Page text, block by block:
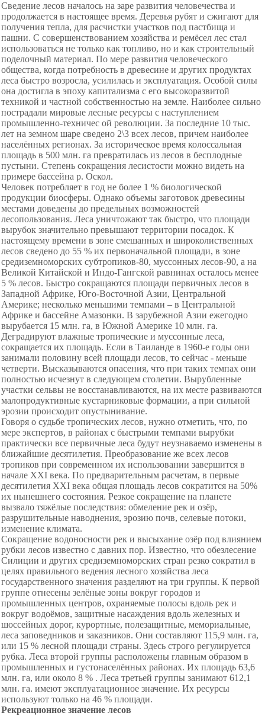
Сведение лесов началось на заре развития человечества и
продолжается в настоящее время. Деревья рубят и сжигают для
получения тепла, для расчистки участков под пастбища и
пашни. С совершенствованием хозяйства и ремёсел лес стал
использоваться не только как топливо, но и как строительный
поделочный материал. По мере развития человеческого
общества, когда потребность в древесине и других продуктах
леса быстро возросла, усилилась и эксплуатация. Особой силы
она достигла в эпоху капитализма с его высокоразвитой
техникой и частной собственностью на земле. Наиболее сильно
пострадали мировые лесные ресурсы с наступлением
промышленно-техничес ой революции. За последние 10 тыс.
лет на земном шаре сведено 2\3 всех лесов, причем наиболее
населённых регионах. За историческое время колоссальная
площадь в 500 млн. га превратилась из лесов в бесплодные
пустыни. Степень сокращения лесистости можно видеть на
примере бассейна р. Оскол.
Человек потребляет в год не более 1 % биологической
продукции биосферы. Однако объемы заготовок древесины
местами доведены до предельных возможностей
лесопользования. Леса уничтожают так быстро, что площади
вырубок значительно превышают территории посадок. К
настоящему времени в зоне смешанных и широколиственных
лесов сведено до 55 % их первоначальной площади, в зоне
средиземноморских субтропиков-80, муссонных лесов-90, а на
Великой Китайской и Индо-Гангской равнинах осталось менее
5 % лесов. Быстро сокращаются площади первичных лесов в
Западной Африке, Юго-Восточной Азии, Центральной
Америке; несколько меньшими темпами – в Центральной
Африке и бассейне Амазонки. В зарубежной Азии ежегодно
вырубается 15 млн. га, в Южной Америке 10 млн. га.
Деградируют влажные тропические и муссонные леса,
сокращается их площадь. Если в Таиланде в 1960-е годы они
занимали половину всей площади лесов, то сейчас - меньше
четверти. Высказываются опасения, что при таких темпах они
полностью исчезнут в следующем столетии. Вырубленные
участки сельвы не восстанавливаются, на их месте развиваются
малопродуктивные кустарниковые формации, а при сильной
эрозии происходит опустынивание.
Говоря о судьбе тропических лесов, нужно отметить, что, по
мере экспертов, в районах с быстрыми темпами вырубки
практически все первичные леса будут неузнаваемо изменены в
ближайшие десятилетия. Преобразование же всех лесов
тропиков при современном их использовании завершится в
начале XXI века. По предварительным расчетам, в первые
десятилетия XXI века общая площадь лесов сократится на 50%
их нынешнего состояния. Резкое сокращение на планете
вызвало тяжёлые последствия: обмеление рек и озёр,
разрушительные наводнения, эрозию почв, селевые потоки,
изменение климата.
Сокращение водоносности рек и высыхание озёр под влиянием
рубки лесов известно с давних пор. Известно, что обезлесение
Силиции и других средиземноморских стран резко сократил в
целях правильного ведения лесного хозяйства леса
государственного значения разделяют на три группы. К первой
группе отнесены зелёные зоны вокруг городов и
промышленных центров, охраняемые полосы вдоль рек и
вокруг водоёмов, защитные насаждения вдоль железных и
шоссейных дорог, курортные, полезащитные, мемориальные,
леса заповедников и заказников. Они составляют 115,9 млн. га,
или 15 % лесной площади страны. Здесь строго регулируется
рубка. Леса второй группы расположены главным образом в
промышленных и густонаселённых районах. Их площадь 63,6
млн. га, или около 8 % . Леса третьей группы занимают 612,1
млн. га. имеют эксплуатационное значение. Их ресурсы
используют только на 46 % площади.
Рекреационное значение лесов